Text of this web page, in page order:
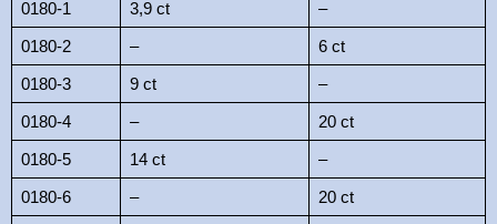
0180-1 3,9 ct
–
0180-2
–
6 ct
0180-3
9 ct
–
0180-4
–
20 ct
0180-5
14 ct
–
0180-6
– 20 ct